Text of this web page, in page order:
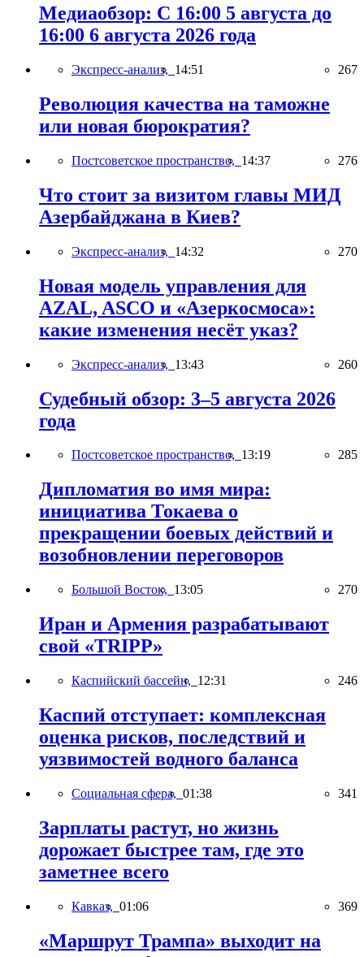
Медиаобзор: С 16:00 5 августа до
16:00 6 августа 2026 года
Экспресс-анализ, 14:51 267
Революция качества на таможне
или новая бюрократия?
Постсоветское пространство, 14:37 276
Что стоит за визитом главы МИД
Азербайджана в Киев?
Экспресс-анализ, 14:32 270
Новая модель управления для
AZAL, ASCO и «Азеркосмоса»:
какие изменения несёт указ?
Экспресс-анализ, 13:43 260
Судебный обзор: 3–5 августа 2026
года
Постсоветское пространство, 13:19 285
Дипломатия во имя мира:
инициатива Токаева о
прекращении боевых действий и
возобновлении переговоров
Большой Восток, 13:05 270
Иран и Армения разрабатывают
свой «TRIPP»
Каспийский бассейн, 12:31 246
Каспий отступает: комплексная
оценка рисков, последствий и
уязвимостей водного баланса
Социальная сфера, 01:38 341
Зарплаты растут, но жизнь
дорожает быстрее там, где это
заметнее всего
Кавказ, 01:06 369
«Маршрут Трампа» выходит на